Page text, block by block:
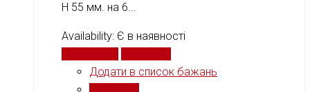
H 55 мм. на 6...
Availability: Є в наявності
Додати в список бажань